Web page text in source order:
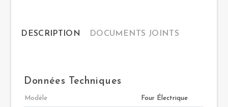
DESCRIPTION DOCUMENTS JOINTS
Données Techniques
Modèle Four Électrique